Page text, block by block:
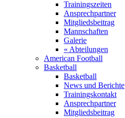
Trainingszeiten
Ansprechpartner
Mitgliedsbeitrag
Mannschaften
Galerie
« Abteilungen
American Football
Basketball
Basketball
News und Berichte
Trainingskontakt
Ansprechpartner
Mitgliedsbeitrag